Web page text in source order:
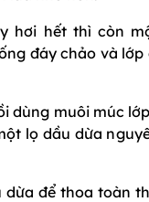
hơi hết thì còn
đáy chảo và lớp
dùng muôi múc
lọ dầu dừa
dừa để thoa toàn